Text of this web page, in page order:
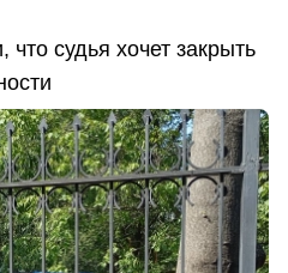
судья хочет закрыть